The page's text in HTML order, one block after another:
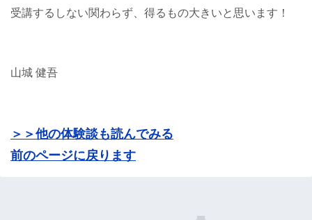
受講するしない関わらず、得るもの大きいと思います！
山城 健吾
＞＞他の体験談も読んでみる
前のページに戻ります